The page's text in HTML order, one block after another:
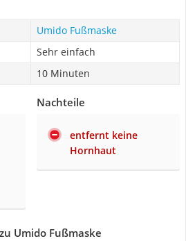
Umido Fußmaske
Sehr einfach
10 Minuten
Nachteile
entfernt keine
Hornhaut
Umido Fußmaske